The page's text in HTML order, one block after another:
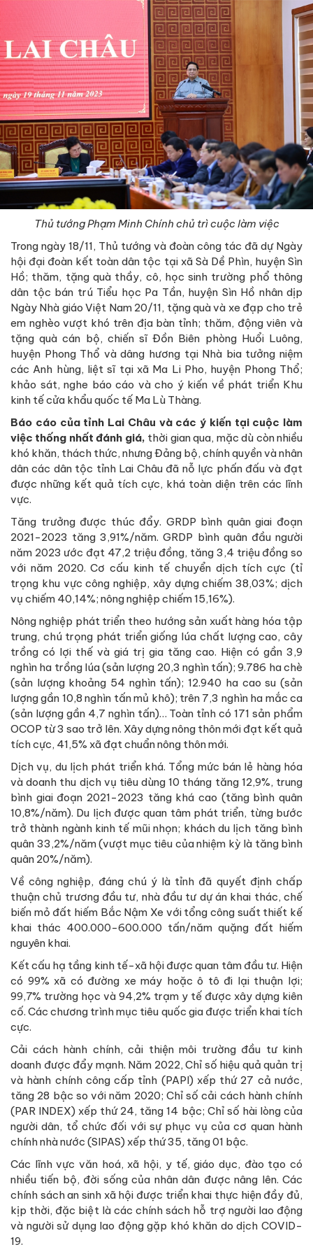
Thủ tướng Phạm Minh Chính chủ trì cuộc làm việc
Trong ngày 18/11, Thủ tướng và đoàn công tác đã dự Ngày
hội đại đoàn kết toàn dân tộc tại xã Sà Dề Phìn, huyện Sìn
Hồ; thăm, tặng quà thầy, cô, học sinh trường phổ thông
dân tộc bán trú Tiểu học Pa Tần, huyện Sìn Hồ nhân dịp
Ngày Nhà giáo Việt Nam 20/11, tặng quà và xe đạp cho trẻ
em nghèo vượt khó trên địa bàn tỉnh; thăm, động viên và
tặng quà cán bộ, chiến sĩ Đồn Biên phòng Huổi Luông,
huyện Phong Thổ và dâng hương tại Nhà bia tưởng niệm
các Anh hùng, liệt sĩ tại xã Ma Li Pho, huyện Phong Thổ;
khảo sát, nghe báo cáo và cho ý kiến về phát triển Khu
kinh tế cửa khẩu quốc tế Ma Lù Thàng.
Báo cáo của tỉnh Lai Châu và các ý kiến tại cuộc làm
việc thống nhất đánh giá, thời gian qua, mặc dù còn nhiều
khó khăn, thách thức, nhưng Đảng bộ, chính quyền và nhân
dân các dân tộc tỉnh Lai Châu đã nỗ lực phấn đấu và đạt
được những kết quả tích cực, khá toàn diện trên các lĩnh
vực.
Tăng trưởng được thúc đẩy. GRDP bình quân giai đoạn
2021-2023 tăng 3,91%/năm. GRDP bình quân đầu người
năm 2023 ước đạt 47,2 triệu đồng, tăng 3,4 triệu đồng so
với năm 2020. Cơ cấu kinh tế chuyển dịch tích cực (tỉ
trọng khu vực công nghiệp, xây dựng chiếm 38,03%; dịch
vụ chiếm 40,14%; nông nghiệp chiếm 15,16%).
Nông nghiệp phát triển theo hướng sản xuất hàng hóa tập
trung, chú trọng phát triển giống lúa chất lượng cao, cây
trồng có lợi thế và giá trị gia tăng cao. Hiện có gần 3,9
nghìn ha trồng lúa (sản lượng 20,3 nghìn tấn); 9.786 ha chè
(sản lượng khoảng 54 nghìn tấn); 12.940 ha cao su (sản
lượng gần 10,8 nghìn tấn mủ khô); trên 7,3 nghìn ha mắc ca
(sản lượng gần 4,7 nghìn tấn)… Toàn tỉnh có 171 sản phẩm
OCOP từ 3 sao trở lên. Xây dựng nông thôn mới đạt kết quả
tích cực, 41,5% xã đạt chuẩn nông thôn mới.
Dịch vụ, du lịch phát triển khá. Tổng mức bán lẻ hàng hóa
và doanh thu dịch vụ tiêu dùng 10 tháng tăng 12,9%, trung
bình giai đoạn 2021-2023 tăng khá cao (tăng bình quân
10,8%/năm). Du lịch được quan tâm phát triển, từng bước
trở thành ngành kinh tế mũi nhọn; khách du lịch tăng bình
quân 33,2%/năm (vượt mục tiêu của nhiệm kỳ là tăng bình
quân 20%/năm).
Về công nghiệp, đáng chú ý là tỉnh đã quyết định chấp
thuận chủ trương đầu tư, nhà đầu tư dự án khai thác, chế
biến mỏ đất hiếm Bắc Nậm Xe với tổng công suất thiết kế
khai thác 400.000-600.000 tấn/năm quặng đất hiếm
nguyên khai.
Kết cấu hạ tầng kinh tế-xã hội được quan tâm đầu tư. Hiện
có 99% xã có đường xe máy hoặc ô tô đi lại thuận lợi;
99,7% trường học và 94,2% trạm y tế được xây dựng kiên
cố. Các chương trình mục tiêu quốc gia được triển khai tích
cực.
Cải cách hành chính, cải thiện môi trường đầu tư kinh
doanh được đẩy mạnh. Năm 2022, Chỉ số hiệu quả quản trị
và hành chính công cấp tỉnh (PAPI) xếp thứ 27 cả nước,
tăng 28 bậc so với năm 2020; Chỉ số cải cách hành chính
(PAR INDEX) xếp thứ 24, tăng 14 bậc; Chỉ số hài lòng của
người dân, tổ chức đối với sự phục vụ của cơ quan hành
chính nhà nước (SIPAS) xếp thứ 35, tăng 01 bậc.
Các lĩnh vực văn hoá, xã hội, y tế, giáo dục, đào tạo có
nhiều tiến bộ, đời sống của nhân dân được nâng lên. Các
chính sách an sinh xã hội được triển khai thực hiện đầy đủ,
kịp thời, đặc biệt là các chính sách hỗ trợ người lao động
và người sử dụng lao động gặp khó khăn do dịch COVID-
19.